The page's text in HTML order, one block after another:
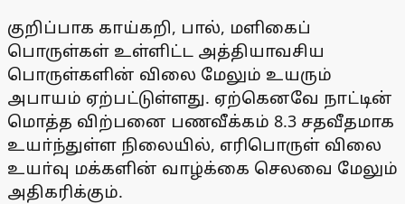
குறிப்பாக காய்கறி, பால், மளிகைப்
பொருள்கள் உள்ளிட்ட அத்தியாவசிய
பொருள்களின் விலை மேலும் உயரும்
அபாயம் ஏற்பட்டுள்ளது. ஏற்கெனவே நாட்டின்
மொத்த விற்பனை பணவீக்கம் 8.3 சதவீதமாக
உயா்ந்துள்ள நிலையில், எரிபொருள் விலை
உயா்வு மக்களின் வாழ்க்கை செலவை மேலும்
அதிகரிக்கும்.